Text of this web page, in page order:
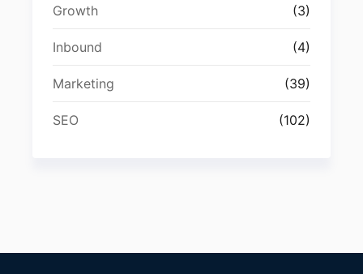
Growth (3)
Inbound (4)
Marketing (39)
SEO (102)